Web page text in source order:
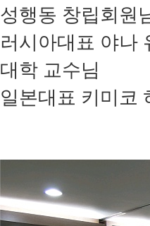
성행동 창립회원
러시아대표 야나
대학 교수님
일본대표 키미코